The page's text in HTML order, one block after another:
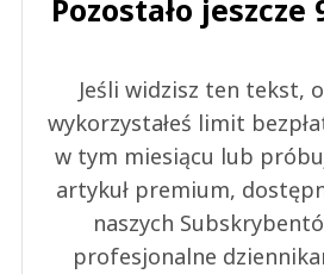
Pozostało
Jeśli widzisz ten tekst,
wykorzystałeś limit
w tym miesiącu lub
artykuł premium,
naszych
profesjonalne